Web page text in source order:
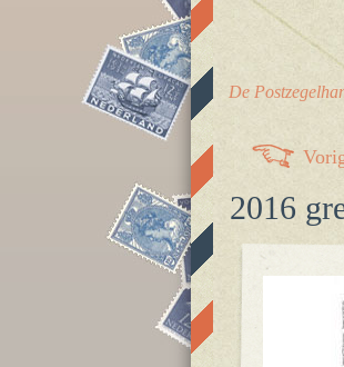
2016
De